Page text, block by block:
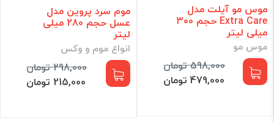
موس مو آیلت مدل
Extra Care حجم 300
میلی لیتر
موس مو
598,000 تومان
479,000 تومان
موم سرد پروین مدل
عسل حجم 280 میلی
لیتر
انواع موم و وکس
298,000 تومان
215,000 تومان